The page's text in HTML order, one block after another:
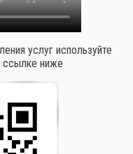
услуг используйте
ссылке ниже